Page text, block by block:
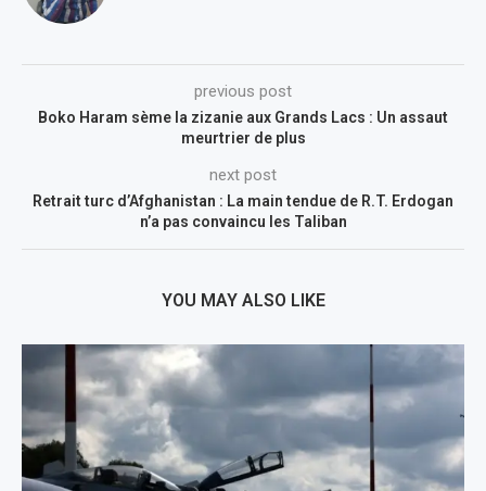
previous post
Boko Haram sème la zizanie aux Grands Lacs : Un assaut
meurtrier de plus
next post
Retrait turc d’Afghanistan : La main tendue de R.T. Erdogan
n’a pas convaincu les Taliban
YOU MAY ALSO LIKE